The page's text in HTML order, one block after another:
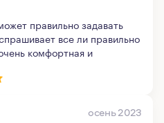
правильно задавать
все ли правильно
комфортная и
осень 2023